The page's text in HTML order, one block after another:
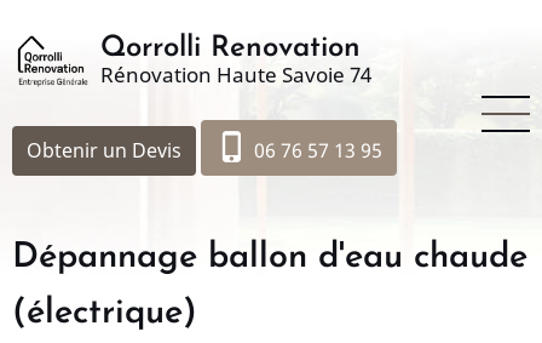
au
contenu
Qorrolli Renovation
Rénovation Haute Savoie 74
Obtenir un Devis phone_iphone 06 76 57 13 95
Dépannage ballon d'eau chaude
(électrique)